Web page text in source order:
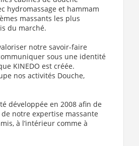
hydromassage et hammam
massants les plus
du marché.
notre savoir-faire
sous une identité
KINEDO est créée.
nos activités Douche,
développée en 2008 afin de
notre expertise massante
à l’intérieur comme à